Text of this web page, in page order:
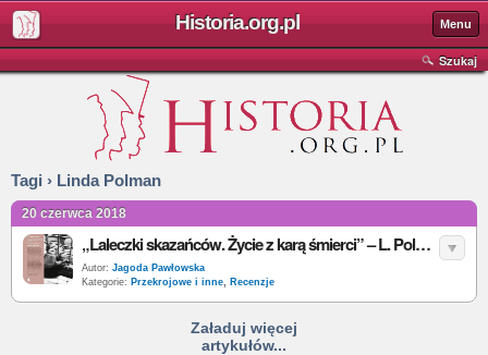
Historia.org.pl Menu
Szukaj
Tagi › Linda Polman
20 czerwca 2018
„Laleczki skazańców. Życie z karą śmierci” – L. Polman – recenzja
Autor: Jagoda Pawłowska
Kategorie: Przekrojowe i inne, Recenzje
Załaduj więcej
artykułów...